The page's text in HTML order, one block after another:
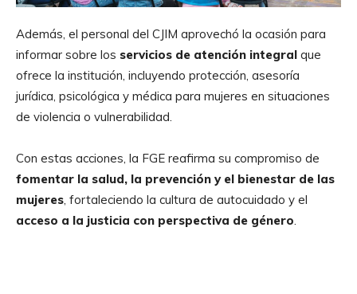
Además, el personal del CJIM aprovechó la ocasión para
informar sobre los servicios de atención integral que
ofrece la institución, incluyendo protección, asesoría
jurídica, psicológica y médica para mujeres en situaciones
de violencia o vulnerabilidad.
Con estas acciones, la FGE reafirma su compromiso de
fomentar la salud, la prevención y el bienestar de las
mujeres, fortaleciendo la cultura de autocuidado y el
acceso a la justicia con perspectiva de género.